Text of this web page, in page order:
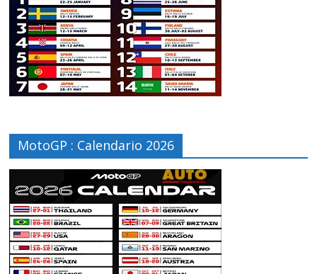
MotoGP : Calendario 2026